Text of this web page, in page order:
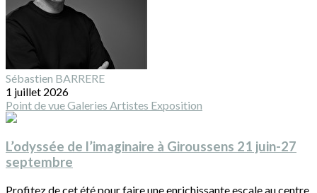
Sébastien BARRERE
1 juillet 2026
Point de vueGaleries Artistes Exposition
L’odyssée de l’imaginaire à Giroussens 21 juin-27
septembre
Profitez de cet été pour faire une enrichissante escale au centre